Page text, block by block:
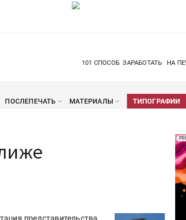
101 СПОСОБ ЗАРАБОТАТЬ НА
ПОСЛЕПЕЧАТЬ МАТЕРИАЛЫ ТИПОГРАФИИ